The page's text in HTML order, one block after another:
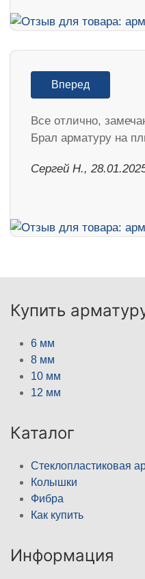
Вперед
Все отлично,
Брал арматуру на
Сергей Н.,
Купить
6 мм
8 мм
10 мм
12 мм
Каталог
Стеклопластиковая
Колышки
Фибра
Как купить
Информация